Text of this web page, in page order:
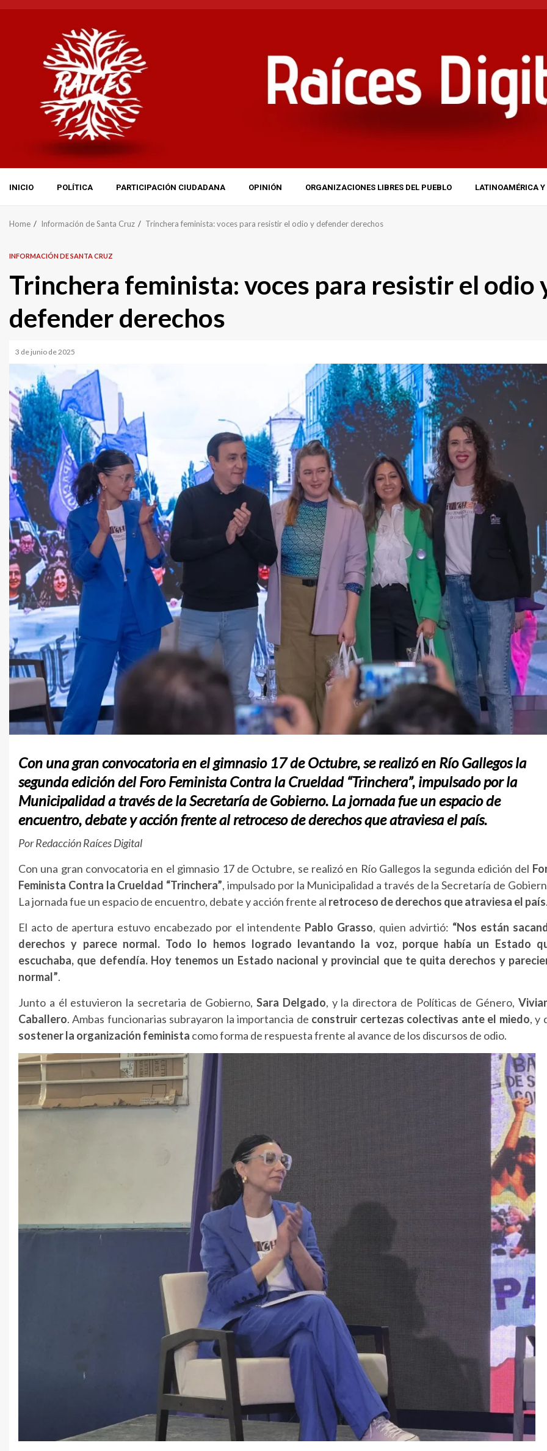
INICIO POLÍTICA PARTICIPACIÓN CIUDADANA OPINIÓN ORGANIZACIONES LIBRES DEL PUEBLO LATINOAMÉRICA Y
Home Información de Santa Cruz Trinchera feminista: voces para resistir el odio y defender derechos
INFORMACIÓN DE SANTA CRUZ
Trinchera feminista: voces para resistir el odio
defender derechos
3 de junio de 2025
Con una gran convocatoria en el gimnasio 17 de Octubre, se realizó en Río Gallegos la
segunda edición del Foro Feminista Contra la Crueldad “Trinchera”, impulsado por la
Municipalidad a través de la Secretaría de Gobierno. La jornada fue un espacio de
encuentro, debate y acción frente al retroceso de derechos que atraviesa el país.
Por Redacción Raíces Digital
Con una gran convocatoria en el gimnasio 17 de Octubre, se realizó en Río Gallegos la segunda edición del
Feminista Contra la Crueldad “Trinchera”, impulsado por la Municipalidad a través de la Secretaría de
La jornada fue un espacio de encuentro, debate y acción frente al retroceso de derechos que atraviesa el país.
El acto de apertura estuvo encabezado por el intendente Pablo Grasso, quien advirtió: “Nos están
derechos y parece normal. Todo lo hemos logrado levantando la voz, porque había un Estado
escuchaba, que defendía. Hoy tenemos un Estado nacional y provincial que te quita derechos y
normal”.
Junto a él estuvieron la secretaria de Gobierno,Sara Delgado, y la directora de Políticas de Género,
Caballero. Ambas funcionarias subrayaron la importancia de construir certezas colectivas ante el miedo, y
sostener la organización feminista como forma de respuesta frente al avance de los discursos de odio.